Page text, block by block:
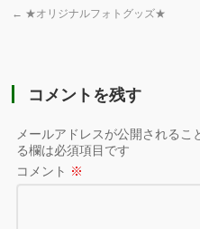
← ★オリジナルフォトグッズ★
コメントを残す
メールアドレスが公開されるこ
る欄は必須項目です
コメント ※